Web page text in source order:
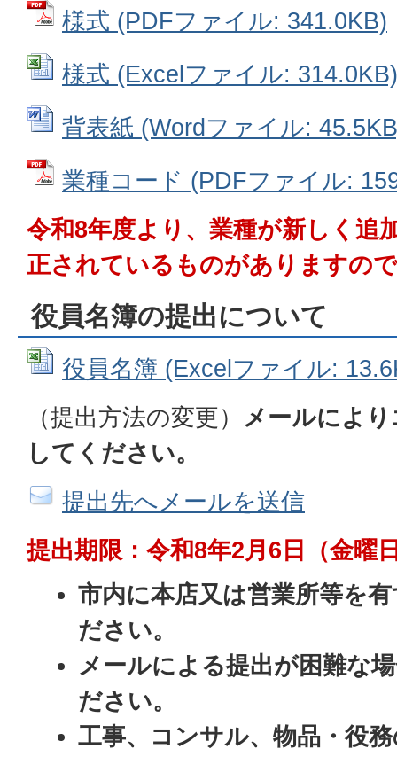
様式 (PDFファイル: 341.0KB)
様式 (Excelファイル: 314.0KB)
背表紙 (Wordファイル:
業種コード (PDFファイル:
令和8年度より、業種が新しく追
正されているものがありますの
役員名簿の提出について
役員名簿 (Excelファイル:
（提出方法の変更） メールによ
してください。
提出先へメールを送信
提出期限：令和8年2月6日（金曜
市内に本店又は営業所等を
ださい。
メールによる提出が困難な
ださい。
工事、コンサル、物品・役